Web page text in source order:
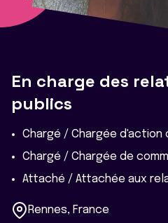
En charge des
publics
Chargé / Chargée d'action
Chargé / Chargée de
Attaché / Attachée aux
Rennes, France